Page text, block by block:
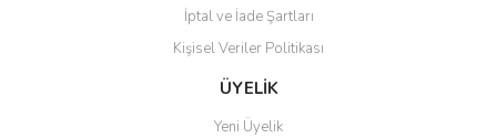
İptal ve İade Şartları
Kişisel Veriler Politikası
ÜYELİK
Yeni Üyelik